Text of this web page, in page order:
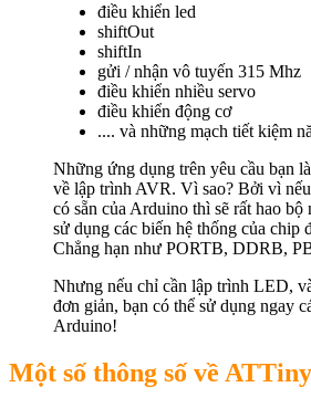
điều khiển led
shiftOut
shiftIn
gửi / nhận vô tuyến 315 Mhz
điều khiển nhiều servo
điều khiển động cơ
.... và những mạch tiết kiệm
Những ứng dụng trên yêu cầu bạn
về lập trình AVR. Vì sao? Bởi vì
có sẵn của Arduino thì sẽ rất hao bộ
sử dụng các biến hệ thống của chip
Chẳng hạn như PORTB, DDRB,
Nhưng nếu chỉ cần lập trình LED,
đơn giản, bạn có thể sử dụng ngay
Arduino!
Một số thông số về